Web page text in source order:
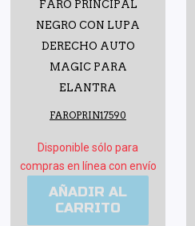
FARO PRINCIPAL
NEGRO CON LUPA
DERECHO AUTO
MAGIC PARA
ELANTRA
FAROPRIN17590
Disponible sólo para
compras en línea con envío
AÑADIR AL
CARRITO